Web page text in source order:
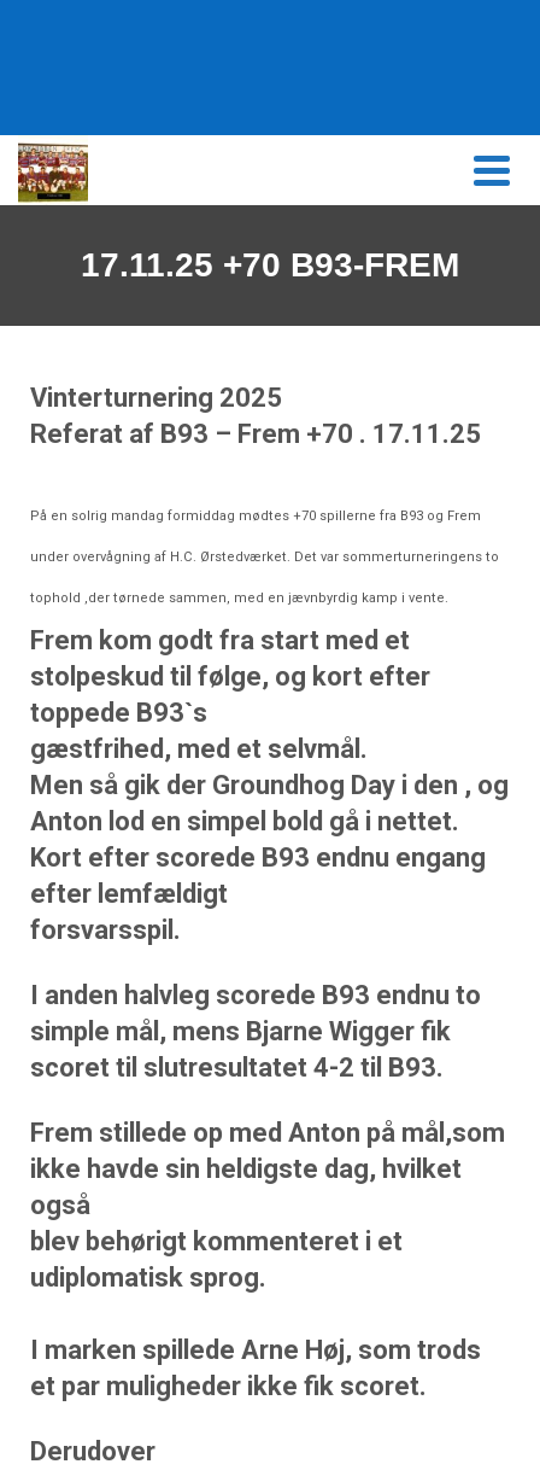
17.11.25 +70 B93-FREM
Vinterturnering 2025
Referat af B93 – Frem +70 . 17.11.25
På en solrig mandag formiddag mødtes +70 spillerne fra B93 og Frem
under overvågning af H.C. Ørstedværket. Det var sommerturneringens to
tophold ,der tørnede sammen, med en jævnbyrdig kamp i vente.
Frem kom godt fra start med et
stolpeskud til følge, og kort efter
toppede B93`s
gæstfrihed, med et selvmål.
Men så gik der Groundhog Day i den , og
Anton lod en simpel bold gå i nettet.
Kort efter scorede B93 endnu engang
efter lemfældigt
forsvarsspil.
I anden halvleg scorede B93 endnu to
simple mål, mens Bjarne Wigger fik
scoret til slutresultatet 4-2 til B93.
Frem stillede op med Anton på mål,som
ikke havde sin heldigste dag, hvilket
også
blev behørigt kommenteret i et
udiplomatisk sprog.
I marken spillede Arne Høj, som trods
et par muligheder ikke fik scoret.
Derudover